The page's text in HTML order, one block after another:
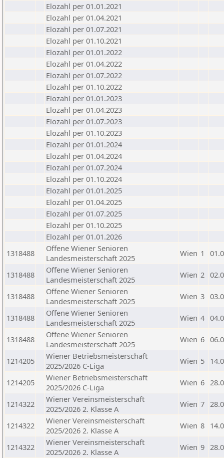
Elozahl per 01.01.2021
Elozahl per 01.04.2021
Elozahl per 01.07.2021
Elozahl per 01.10.2021
Elozahl per 01.01.2022
Elozahl per 01.04.2022
Elozahl per 01.07.2022
Elozahl per 01.10.2022
Elozahl per 01.01.2023
Elozahl per 01.04.2023
Elozahl per 01.07.2023
Elozahl per 01.10.2023
Elozahl per 01.01.2024
Elozahl per 01.04.2024
Elozahl per 01.07.2024
Elozahl per 01.10.2024
Elozahl per 01.01.2025
Elozahl per 01.04.2025
Elozahl per 01.07.2025
Elozahl per 01.10.2025
Elozahl per 01.01.2026
1318488
Offene Wiener Senioren
Landesmeisterschaft 2025
Wien 1
1318488
Offene Wiener Senioren
Landesmeisterschaft 2025
Wien 2
1318488
Offene Wiener Senioren
Landesmeisterschaft 2025
Wien 3
1318488
Offene Wiener Senioren
Landesmeisterschaft 2025
Wien 4
1318488
Offene Wiener Senioren
Landesmeisterschaft 2025
Wien 6
1214205
Wiener Betriebsmeisterschaft
2025/2026 C-Liga
Wien 5
1214205
Wiener Betriebsmeisterschaft
2025/2026 C-Liga
Wien 6
1214322
Wiener Vereinsmeisterschaft
2025/2026 2. Klasse A
Wien 7
1214322
Wiener Vereinsmeisterschaft
2025/2026 2. Klasse A
Wien 8
1214322
Wiener Vereinsmeisterschaft
2025/2026 2. Klasse A
Wien 9